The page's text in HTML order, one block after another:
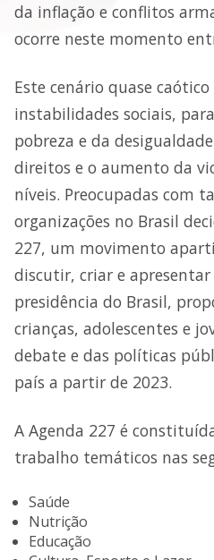
da inflação e conflitos
ocorre neste momento
Este cenário quase
instabilidades sociais,
pobreza e da
direitos e o aumento da
níveis. Preocupadas com
organizações no Brasil
227, um movimento
discutir, criar e
presidência do Brasil,
crianças, adolescentes e
debate e das políticas
país a partir de 2023.
A Agenda 227 é
trabalho temáticos nas
Saúde
Nutrição
Educação